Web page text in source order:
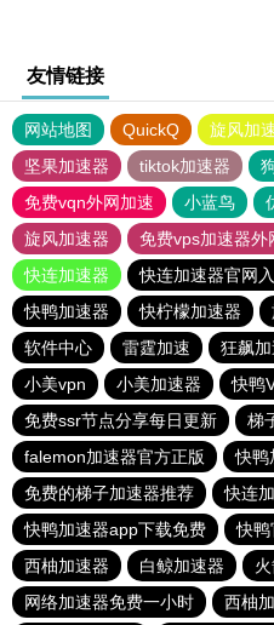
友情链接
网站地图 QuickQ 旋风加
坚果加速器
tiktok加速器
免费vqn外网加速
小蓝鸟
旋风加速器
免费vps加速器外
快连加速器
快连加速器官网
快鸭加速器
快柠檬加速器
软件中心
雷霆加速 狂飙
小美vpn
小美加速器 快鸭
免费ssr节点分享每日更新
梯
falemon加速器官方正版
快鸭
免费的梯子加速器推荐
快连
快鸭加速器app下载免费
快鸭
西柚加速器
白鲸加速器
网络加速器免费一小时
西柚